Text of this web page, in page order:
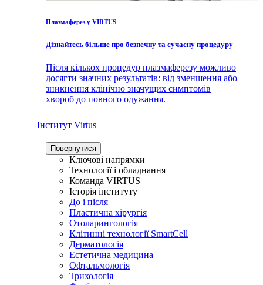
Плазмаферез у VIRTUS
Дізнайтесь більше про безпечну та сучасну процедуру
Після кількох процедур плазмаферезу можливо
досягти значних результатів: від зменшення або
зникнення клінічно значущих симптомів
хвороб до повного одужання.
Інститут Virtus
Повернутися
Ключові напрямки
Технології і обладнання
Команда VIRTUS
Історія інституту
До і після
Пластична хірургія
Отоларингологія
Клітинні технології SmartCell
Дерматологія
Естетична медицина
Офтальмологія
Трихологія